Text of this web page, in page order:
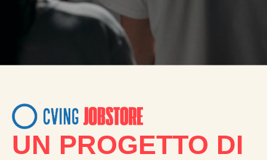
UN PROGETTO DI